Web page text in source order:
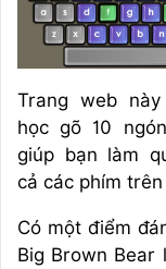
Trang web
học gõ 10
giúp bạn làm
cả các phím
Có một điểm
Big Brown Bear